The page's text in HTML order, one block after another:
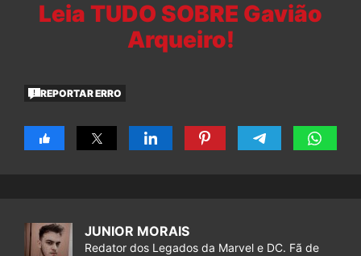
Leia TUDO SOBRE Gavião
Arqueiro!
REPORTAR ERRO
JUNIOR MORAIS
Redator dos Legados da Marvel e DC. Fã de